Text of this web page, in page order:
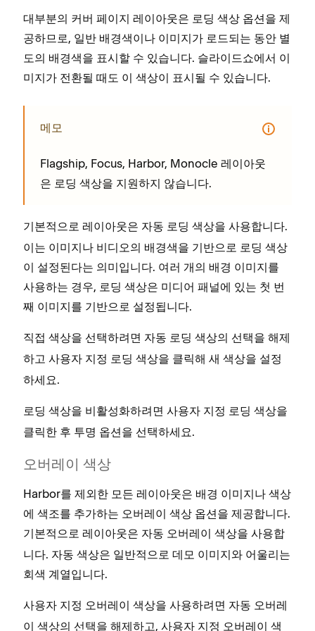
대부분의 커버 페이지 레이아웃은 로딩 색상 옵션을 제
공하므로, 일반 배경색이나 이미지가 로드되는 동안 별
도의 배경색을 표시할 수 있습니다. 슬라이드쇼에서 이
미지가 전환될 때도 이 색상이 표시될 수 있습니다.
메모
Flagship, Focus, Harbor, Monocle 레이아웃
은 로딩 색상을 지원하지 않습니다.
기본적으로 레이아웃은 자동 로딩 색상을 사용합니다.
이는 이미지나 비디오의 배경색을 기반으로 로딩 색상
이 설정된다는 의미입니다. 여러 개의 배경 이미지를
사용하는 경우, 로딩 색상은 미디어 패널에 있는 첫 번
째 이미지를 기반으로 설정됩니다.
직접 색상을 선택하려면 자동 로딩 색상의 선택을 해제
하고 사용자 지정 로딩 색상을 클릭해 새 색상을 설정
하세요.
로딩 색상을 비활성화하려면 사용자 지정 로딩 색상을
클릭한 후 투명 옵션을 선택하세요.
오버레이 색상
Harbor를 제외한 모든 레이아웃은 배경 이미지나 색상
에 색조를 추가하는 오버레이 색상 옵션을 제공합니다.
기본적으로 레이아웃은 자동 오버레이 색상을 사용합
니다. 자동 색상은 일반적으로 데모 이미지와 어울리는
회색 계열입니다.
사용자 지정 오버레이 색상을 사용하려면 자동 오버레
이 색상의 선택을 해제하고, 사용자 지정 오버레이 색